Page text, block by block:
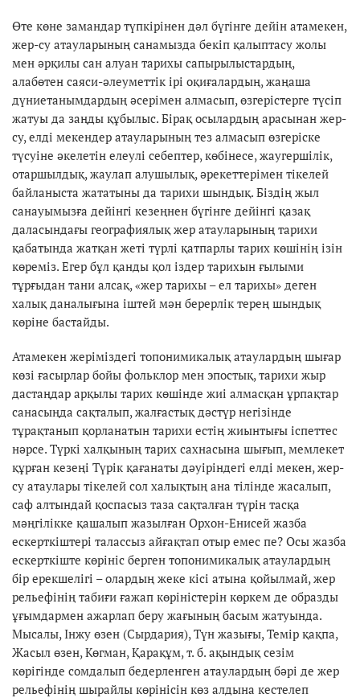
Өте көне замандар түпкірінен дәл бүгінге дейін атамекен,
жер-су атауларының санамызда бекіп қалыптасу жолы
мен әрқилы сан алуан тарихы сапырылыстардың,
алабөтен саяси-әлеуметтік ірі оқиғалардың, жаңаша
дүниетанымдардың әсерімен алмасып, өзгерістерге түсіп
жатуы да заңды құбылыс. Бірақ осылардың арасынан жер-
су, елді мекендер атауларының тез алмасып өзгеріске
түсуіне әкелетін елеулі себептер, көбінесе, жаугершілік,
отаршылдық, жаулап алушылық, әрекеттерімен тікелей
байланыста жататыны да тарихи шындық. Біздің жыл
санауымызға дейінгі кезеңнен бүгінге дейінгі қазақ
даласындағы географиялық жер атауларының тарихи
қабатында жатқан жеті түрлі қатпарлы тарих көшінің ізін
көреміз. Егер бұл қанды қол іздер тарихын ғылыми
тұрғыдан тани алсақ, «жер тарихы – ел тарихы» деген
халық даналығына іштей мән берерлік терең шындық
көріне бастайды.
Атамекен жеріміздегі топонимикалық атаулардың шығар
көзі ғасырлар бойы фольклор мен эпостық, тарихи жыр
дастаңдар арқылы тарих көшінде жиі алмасқан ұрпақтар
санасыңда сақталып, жалғастық дәстүр негізінде
тұрақтанып қорланатын тарихи естің жиынтығы іспеттес
нәрсе. Түркі халқының тарих сахнасына шығып, мемлекет
құрған кезеңі Түрік қағанаты дәуіріндегі елді мекен, жер-
су атаулары тікелей сол халықтың ана тілінде жасалып,
саф алтындай қоспасыз таза сақталған түрін тасқа
мәңгілікке қашалып жазылған Орхон-Енисей жазба
ескерткіштері талассыз айғақтап отыр емес пе? Осы жазба
ескерткіште көрініс берген топонимикалық атаулардың
бір ерекшелігі – олардың жеке кісі атына қойылмай, жер
рельефінің табиғи ғажап көріністерін көркем де образды
ұғымдармен ажарлап беру жағының басым жатуында.
Мысалы, Інжу өзен (Сырдария), Түн жазығы, Темір қақпа,
Жасыл өзен, Көгман, Қарақұм, т. б. ақындық сезім
көрігінде сомдалып бедерленген атаулардың бәрі де жер
рельефінің шырайлы көрінісін көз алдына кестелеп